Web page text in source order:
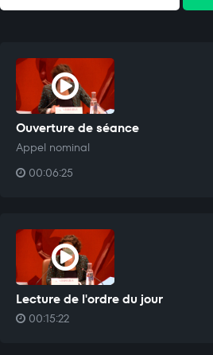
Ouverture de séance
Appel nominal
00:06:25
Lecture de l'ordre du jour
00:15:22